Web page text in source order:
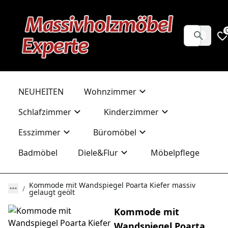
NEUHEITEN
Wohnzimmer
Schlafzimmer
Kinderzimmer
Esszimmer
Büromöbel
Badmöbel
Diele&Flur Möbelpflege
Kommode mit Wandspiegel Poarta Kiefer massiv
gelaugt geölt
Kommode mit